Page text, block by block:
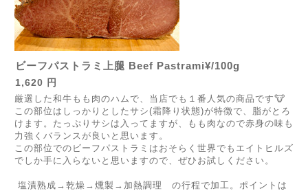
ビーフパストラミ上腿 Beef Pastrami¥/100g
1,620 円
厳選した和牛もも肉のハムで、当店でも１番人気の商品です🐮
この部位はしっかりとしたサシ(霜降り状態)が特徴で、脂がとろ
けます。たっぷりサシは入ってますが、もも肉なので赤身の味も
力強くバランスが良いと思います。
この部位でのビーフパストラミはおそらく世界でもエイトヒルズ
でしか手に入らないと思いますので、ぜひお試しください。
塩漬熟成→乾燥→燻製→加熱調理 の行程で加工。ポイントは